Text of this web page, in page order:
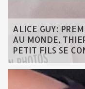
ALICE GUY:
AU MONDE,
PETIT FILS SE